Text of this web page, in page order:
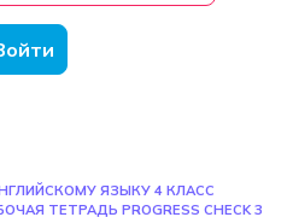
ЯЗЫКУ 4 КЛАСС
ТЕТРАДЬ PROGRESS CHECK 3